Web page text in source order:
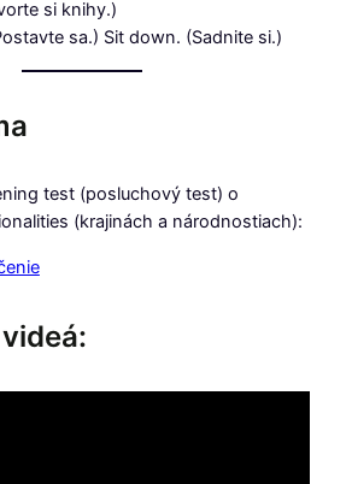
si knihy.)
sa.) Sit down. (Sadnite si.)
test (posluchový test) o
(krajinách a národnostiach):